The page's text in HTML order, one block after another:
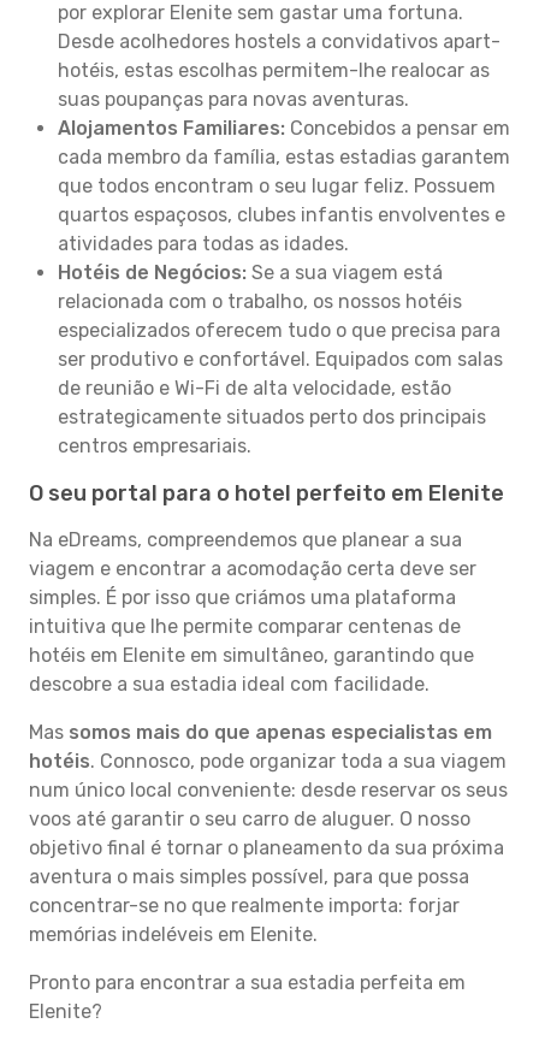
por explorar Elenite sem gastar uma fortuna.
Desde acolhedores hostels a convidativos apart-
hotéis, estas escolhas permitem-lhe realocar as
suas poupanças para novas aventuras.
Alojamentos Familiares: Concebidos a pensar em
cada membro da família, estas estadias garantem
que todos encontram o seu lugar feliz. Possuem
quartos espaçosos, clubes infantis envolventes e
atividades para todas as idades.
Hotéis de Negócios: Se a sua viagem está
relacionada com o trabalho, os nossos hotéis
especializados oferecem tudo o que precisa para
ser produtivo e confortável. Equipados com salas
de reunião e Wi-Fi de alta velocidade, estão
estrategicamente situados perto dos principais
centros empresariais.
O seu portal para o hotel perfeito em Elenite
Na eDreams, compreendemos que planear a sua
viagem e encontrar a acomodação certa deve ser
simples. É por isso que criámos uma plataforma
intuitiva que lhe permite comparar centenas de
hotéis em Elenite em simultâneo, garantindo que
descobre a sua estadia ideal com facilidade.
Mas somos mais do que apenas especialistas em
hotéis. Connosco, pode organizar toda a sua viagem
num único local conveniente: desde reservar os seus
voos até garantir o seu carro de aluguer. O nosso
objetivo final é tornar o planeamento da sua próxima
aventura o mais simples possível, para que possa
concentrar-se no que realmente importa: forjar
memórias indeléveis em Elenite.
Pronto para encontrar a sua estadia perfeita em
Elenite?